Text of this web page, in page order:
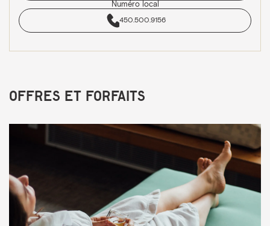
Numéro local
450.500.9156
Offres et forfaits